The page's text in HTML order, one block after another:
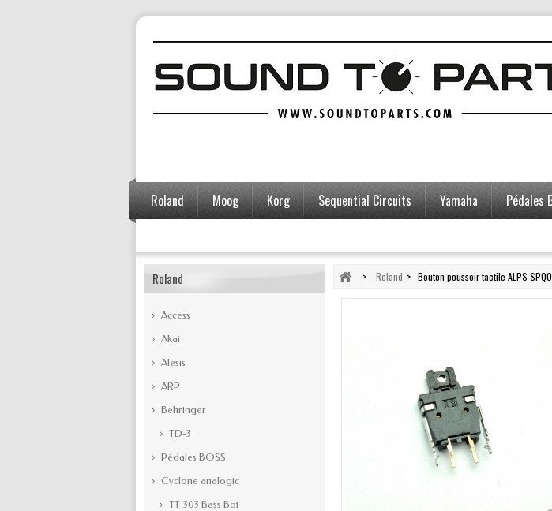
Roland Moog Korg Sequential Circuits Yamaha Pédales
Roland
Access
Akai
Alesis
ARP
Behringer
TD-3
Pédales BOSS
Cyclone analogic
TT-303 Bass Bot
> Roland > Bouton poussoir tactile ALPS